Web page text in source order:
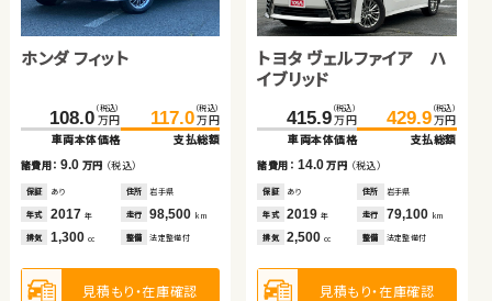
ホンダ フィット
108.0 （税込）
万円
車両本体価格
117.0 （税込）
万円
支払総額
諸費用：9.0 万円 （税込）
保証 あり 住所 岩手県
年式 2017 年 走行 98,500 km
排気 1,300 cc 整備 法定整備付
見積もり・在庫確認
トヨタ ヴェルファイア ハ
イブリッド
415.9 （税込）
万円
車両本体価格
429.9 （税込）
万円
支払総額
諸費用： 14.0万円 （税込）
保証 あり 住所 岩手県
年式 2019年 走行 79,100 km
排気 2,500cc 整備 法定整備付
見積もり・在庫確認
ダイハツ タント
78.0 （税込）
万円
車両本体価格
84.8 （税込）
万円
支払総額
諸費用：6.8 万円 （税込）
保証 あり 住所 岡山県
年式 2015 年 走行 38,800 km
排気 660cc 整備 法定整備付
見積もり・在庫確認
トヨタ ルーミー
103.0万円
車両本体価格
諸費用：7.0 万円 （税込）
保証 なし 住所 長野県
排気 1,000cc 整備 法定整備付
スズキ アルト ＨＢ
20.5 （税込）
万円
車両本体価格
29.7 （税込）
万円
支払総額
諸費用：9.2 万円 （税込）
保証 あり 住所 埼玉県
年式 2013 年 走行 57,400 km
排気 660cc 整備 法定整備付
見積もり・在庫確認
トヨタ プリウスＰＨＶ
254.4 （税込）
万円
車両本体価格
268.8 （税込）
万円
支払総額
諸費用： 14.4万円 （税込）
保証 あり 住所 宮城県
年式 2022年 走行 35,600 km
排気 1,800cc 整備 法定整備付
見積もり・在庫確認